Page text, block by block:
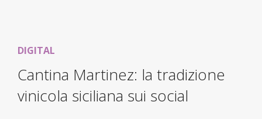
DIGITAL
Cantina Martinez: la tradizione
vinicola siciliana sui social